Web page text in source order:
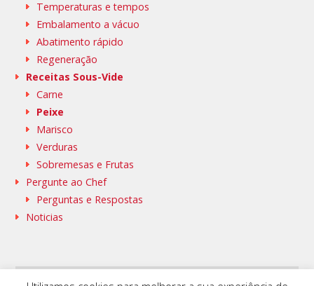
Temperaturas e tempos
Embalamento a vácuo
Abatimento rápido
Regeneração
Receitas Sous-Vide
Carne
Peixe
Marisco
Verduras
Sobremesas e Frutas
Pergunte ao Chef
Perguntas e Respostas
Noticias